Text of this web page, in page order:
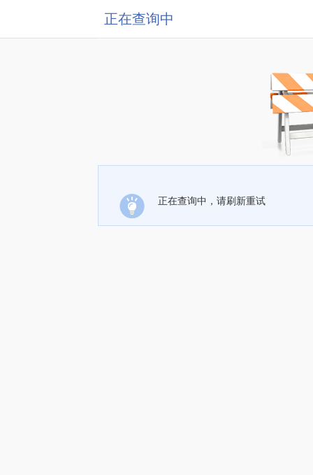
正在查询中
正在查询中，请刷新重试